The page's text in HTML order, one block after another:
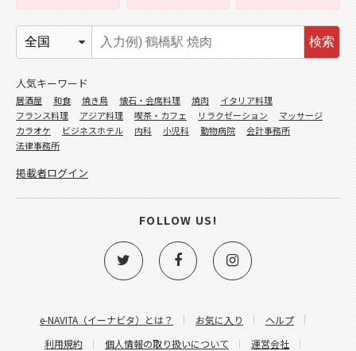
e-NAVITA（イーナビタ）とは？ お気に入り
ヘルプ
利用規約
個人情報の取り扱いについて
運営会社
検索
人気キーワード
居酒屋 和食 焼き鳥 懐石・会席料理 焼肉
イタリア料理
フランス料理
アジア料理 喫茶・カフェ リラクゼーション
マッサージ
カラオケ
ビジネスホテル 内科 小児科 動物病院
会計事務所
法律事務所
掲載者ログイン
FOLLOW US!